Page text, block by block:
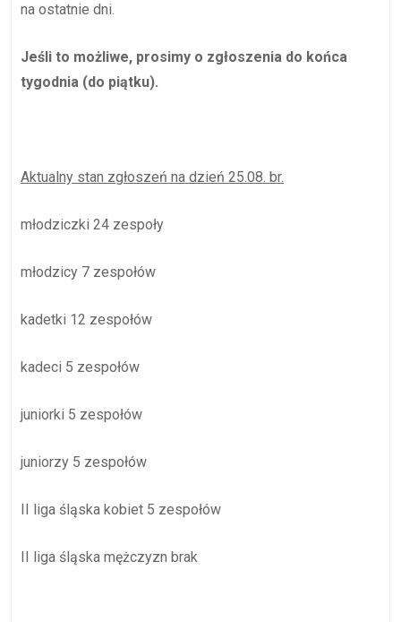
na ostatnie dni.
Jeśli to możliwe, prosimy o zgłoszenia do końca
tygodnia (do piątku).
Aktualny stan zgłoszeń na dzień 25.08. br.
młodziczki 24 zespoły
młodzicy 7 zespołów
kadetki 12 zespołów
kadeci 5 zespołów
juniorki 5 zespołów
juniorzy 5 zespołów
II liga śląska kobiet 5 zespołów
II liga śląska mężczyzn brak